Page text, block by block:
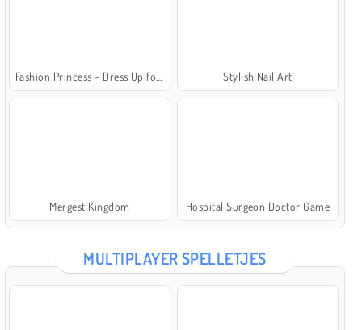
Stylish Nail Art
Mergest Kingdom Hospital Surgeon Doctor Game
MULTIPLAYER SPELLETJES